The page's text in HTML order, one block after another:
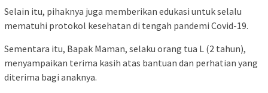
Selain itu, pihaknya juga memberikan edukasi untuk selalu
mematuhi protokol kesehatan di tengah pandemi Covid-19.
Sementara itu, Bapak Maman, selaku orang tua L (2 tahun),
menyampaikan terima kasih atas bantuan dan perhatian yang
diterima bagi anaknya.